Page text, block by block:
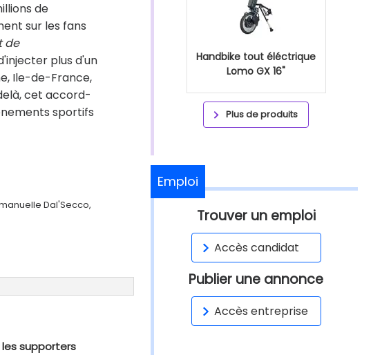
de
sur les fans
de
plus d'un
Ile-de-France,
cet accord-
sportifs
Dal'Secco,
supporters
Handbike tout éléctrique
Lomo GX 16"
Plus de produits
Emploi
Trouver un emploi
Accès candidat
Publier une annonce
Accès entreprise